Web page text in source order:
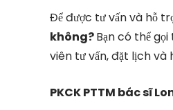
Để được tư vấn và hỗ
không?Bạn có thể
viên tư vấn, đặt lịch và
PKCK PTTM bác sĩ